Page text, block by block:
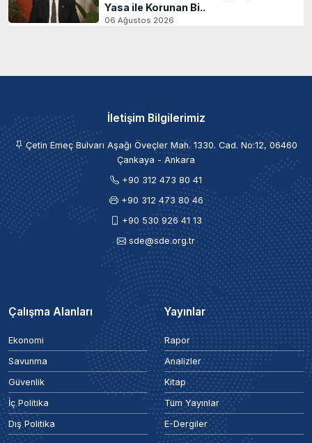
Yasa ile Korunan Bi..
06 Ağustos 2026
İletişim Bilgilerimiz
Çetin Emeç Bulvarı Aşağı Öveçler Mah. 1330. Cad. No:12, 06460
Çankaya - Ankara
+90 312 473 80 41
+90 312 473 80 46
+90 530 926 41 13
sde@sde.org.tr
Çalışma Alanları
Ekonomi
Savunma
Güvenlik
İç Politika
Dış Politika
Yayınlar
Rapor
Analizler
Kitap
Tüm Yayınlar
E-Dergiler